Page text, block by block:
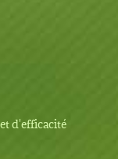
d'efficacité